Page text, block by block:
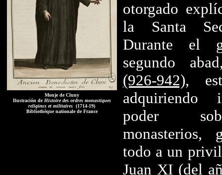
Monje de Cluny
Ilustración de Histoire des ordres monastiques
religieux et militaires (1714-19)
Bibliothèque nationale de France
otorgado
la Santa
Durante el
segundo
(926-942),
adquiriendo
poder
monasterios,
todo a un
Juan XI (del